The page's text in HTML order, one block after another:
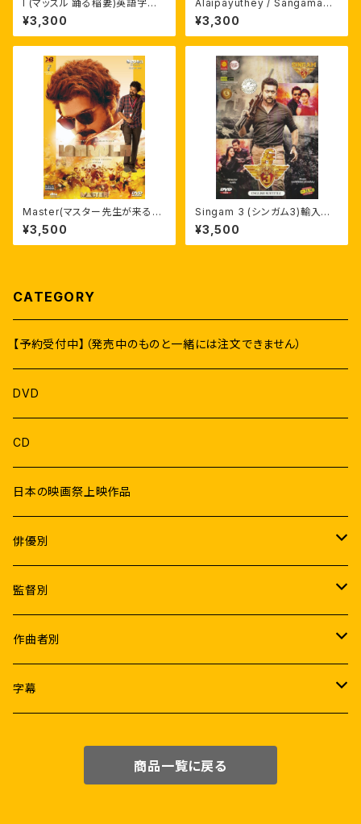
I (マッスル 踊る稲妻)英語字幕
マレーシア盤
¥3,300
Alaipayuthey / Sangamam
輸入盤サントラCD A.R.ラフマー
ン
¥3,300
Master(マスター先生が来る！)
英語/AI日本語字幕付 輸入盤D
VD
¥3,500
Singam 3 (シンガム3)輸入盤
DVD 英字幕 スーリヤ アヌシュ
カー
¥3,500
CATEGORY
【予約受付中】（発売中のものと一緒には注文できません）
DVD
CD
日本の映画祭上映作品
俳優別
Male
ラジニカーント
ヴィジャイ
Female
ラムヤ・クリシュナン
監督別
K.S.ラヴィクマール
アトリ
作曲者別
A.R.ラフマーン
サントーシュ・ナラヤナン
字幕
日本語字幕(機械翻訳)
商品一覧に戻る